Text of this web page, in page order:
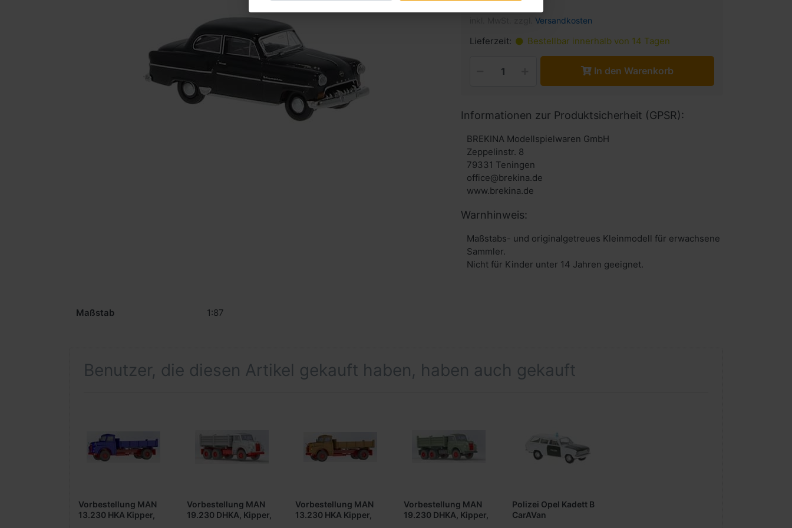
Versandkosten
Lieferzeit: Bestellbar innerhalb von 14 Tagen
In den Warenkorb
Informationen zur Produktsicherheit (GPSR):
BREKINA Modellspielwaren GmbH
Zeppelinstr. 8
79331 Teningen
office@brekina.de
www.brekina.de
Warnhinweis:
Maßstabs- und originalgetreues Kleinmodell für erwachsene
Sammler.
Nicht für Kinder unter 14 Jahren geeignet.
Maßstab 1:87
Benutzer, die diesen Artikel gekauft haben, haben auch gekauft
Vorbestellung MAN
13.230 HKA Kipper,
Vorbestellung MAN
19.230 DHKA, Kipper,
Vorbestellung MAN
13.230 HKA Kipper,
Vorbestellung MAN
19.230 DHKA, Kipper,
Polizei Opel Kadett B
CarAVan